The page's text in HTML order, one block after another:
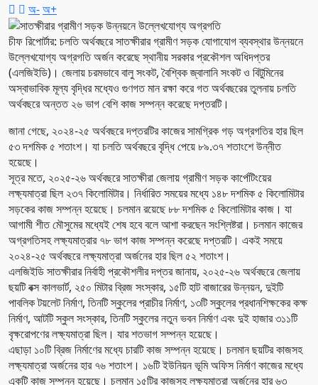
অ-অ+
চীফ রিপোর্টার: চলতি অর্থবছরে সাতক্ষীরার গ্রামীণ সড়ক যোগাযোগ ব্যবস্থার উন্নয়নে
উল্লেখযোগ্য অগ্রগতি অর্জন করেছে স্থানীয় সরকার প্রকৌশল অধিদপ্তর
(এলজিইডি)। জেলায় চরমভাবে বালু সংকট, বৈশ্বিক জ্বালানি সংকট ও বিটুমিনের
অস্বাভাবিক মূল্য বৃদ্ধির মধ্যেও গুণগত মান রক্ষা করে গত অর্থবছরের তুলনায় চলতি
অর্থবছরে অন্তত ২৬ ভাগ বেশি কাজ সম্পন্ন করেছে দপ্তরটি।
জানা গেছে, ২০২৪-২৫ অর্থবছরে দপ্তরটির কাজের সামগ্রিক গড় অগ্রগতির হার ছিল
৫৩ দশমিক ৫ শতাংশ। যা চলতি অর্থবছরে বৃদ্ধি পেয়ে ৮৯.৩৭ শতাংশে উন্নীত
হয়েছে।
সূত্র মতে, ২০২৫-২৬ অর্থবছরে সাতক্ষীরা জেলায় গ্রামীণ সড়ক কার্পেটিংয়ের
লক্ষ্যমাত্রা ছিল ২৩৭ কিলোমিটার। নির্ধারিত সময়ের মধ্যে ১৪৮ দশমিক ৫ কিলোমিটার
সড়কের কাজ সম্পন্ন হয়েছে। চলমান রয়েছে ৮৮ দশমিক ৫ কিলোমিটার কাজ। যা
আগামী শীত মৌসুমের মধ্যেই শেষ হবে বলে আশা করছেন সংশ্লিষ্টরা। চলমান কাজের
অগ্রগতিসহ লক্ষ্যমাত্রার ৭৮ ভাগ কাজ সম্পন্ন করেছে দপ্তরটি। একই সময়ে
২০২৪-২৫ অর্থবছরে লক্ষ্যমাত্রা অর্জনের হার ছিল ৫২ শতাংশ।
এলজিইডি সাতক্ষীরার নির্বাহী প্রকৌশলীর দপ্তর জানায়, ২০২৫-২৬ অর্থবছরে জেলায়
ছয়টি বক্স কালভার্ট, ২৫০ মিটার ব্রিজ সংস্কার, ১৫টি হাট বাজারের উন্নয়ন, দুইটি
পাবলিক টয়লেট নির্মাণ, তিনটি স্কুলের প্রাচীর নির্মাণ, ১৩টি স্কুলের প্রধানশিক্ষকের কক্ষ
নির্মাণ, আটটি স্কুল সংস্কার, তিনটি স্কুলের নতুন ভবন নির্মাণ এবং দুই হাজার ৩১১টি
বৃক্ষরোপণের লক্ষ্যমাত্রা ছিল। যার শতভাগ সম্পন্ন হয়েছে।
এছাড়া ১০টি ব্রিজ নির্মাণের মধ্যে চারটি কাজ সম্পন্ন হয়েছে। চলমান ছয়টির কাজসহ
লক্ষ্যমাত্রা অর্জনের হার ৭৬ শতাংশ। ১৬টি ইউনিয়ন ভূমি অফিস নির্মাণ কাজের মধ্যে
একটি কাজ সম্পন্ন হয়েছে। চলমান ১৫টির কাজসহ লক্ষ্যমাত্রা অর্জনের হার ৬৩